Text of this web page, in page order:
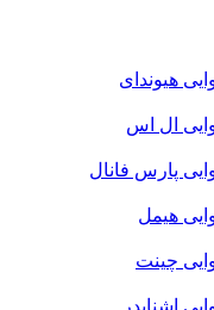
هیوندای
ال اس
پارس فانال
هیمل
چینت